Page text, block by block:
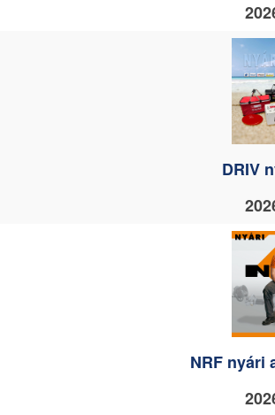
DRIV
NRF nyári